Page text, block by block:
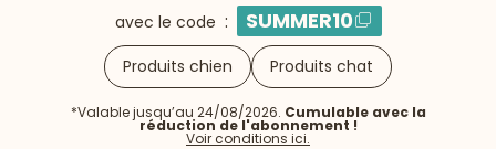
avec le code : SUMMER10
Produits chien Produits chat
*Valable jusqu’au 24/08/2026. Cumulable avec la
réduction de l'abonnement !
Voir conditions ici.